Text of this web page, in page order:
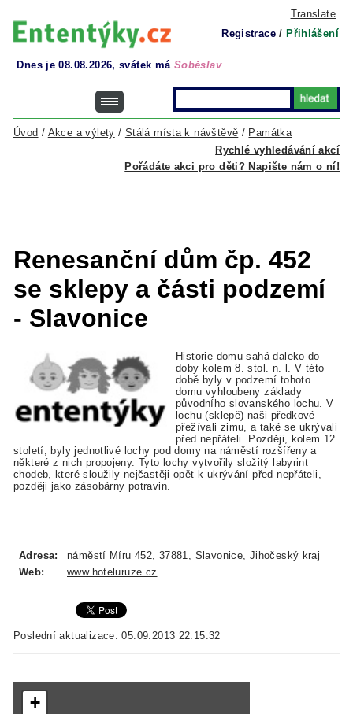
Translate
Registrace / Přihlášení
Dnes je 08.08.2026, svátek má Soběslav
Rychlé vyhledávání akcí
Úvod / Akce a výlety / Stálá místa k návštěvě / Památka
Pořádáte akci pro děti? Napište nám o ní!
Renesanční dům čp. 452
se sklepy a části podzemí
- Slavonice
Historie domu sahá daleko do
doby kolem 8. stol. n. l. V této
době byly v podzemí tohoto
domu vyhloubeny základy
původního slovanského lochu. V
lochu (sklepě) naši předkové
přežívali zimu, a také se ukrývali
před nepřáteli. Později, kolem 12.
století, byly jednotlivé lochy pod domy na náměstí rozšířeny a
některé z nich propojeny. Tyto lochy vytvořily složitý labyrint
chodeb, které sloužily nejčastěji opět k ukrývání před nepřáteli,
později jako zásobárny potravin.
Adresa:
náměstí Míru 452, 37881, Slavonice, Jihočeský kraj
Web:
www.hoteluruze.cz
Poslední aktualizace: 05.09.2013 22:15:32
+